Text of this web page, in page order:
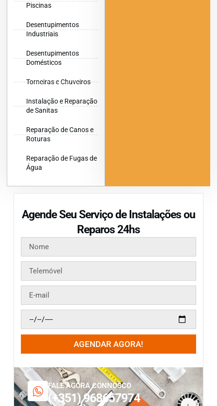
Piscinas
Desentupimentos
Industriais
Desentupimentos
Domésticos
Torneiras e Chuveiros
Instalação e Reparação
de Sanitas
Reparação de Canos e
Roturas
Reparação de Fugas de
Água
Agende Seu Serviço de Instalações ou
Reparos 24hs
AGENDAR AGORA!
FALE AGORA CONNOSCO
(+351) 968657974